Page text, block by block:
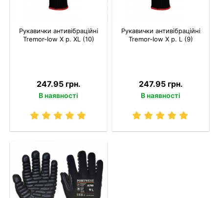
Рукавички антивібраційні
Tremor-Іow X р. XL (10)
247.95 грн.
В наявності
Рукавички антивібраційні
Tremor-Іow X р. L (9)
247.95 грн.
В наявності